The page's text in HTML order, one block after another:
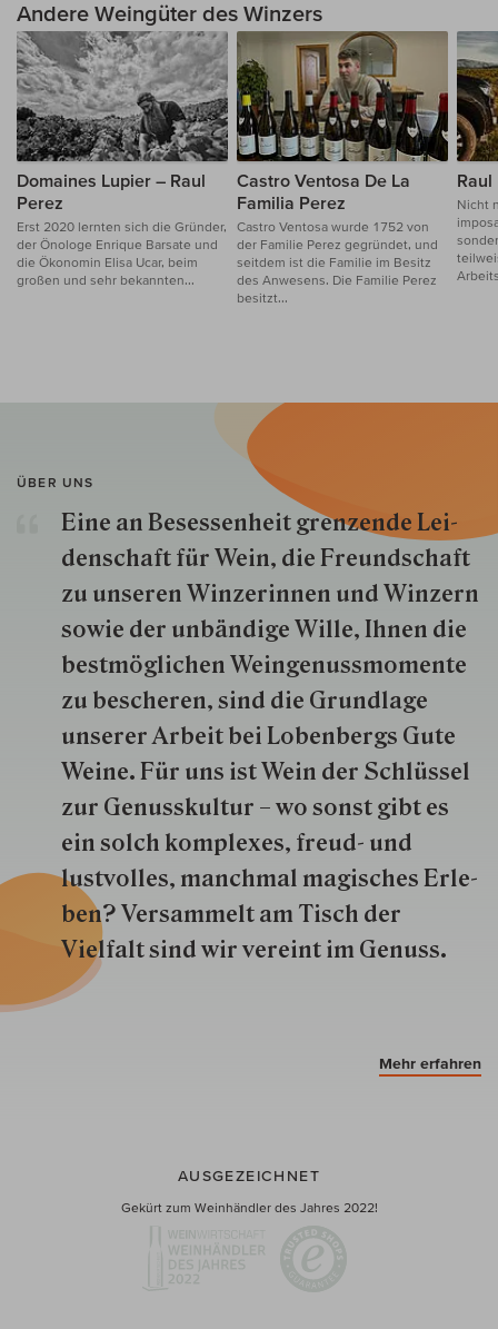
Andere Weingüter des Winzers
Domaines Lupier – Raul
Perez
Erst 2020 lernten sich die Gründer,
der Önologe Enrique Barsate und
die Ökonomin Elisa Ucar, beim
großen und sehr bekannten...
Castro Ventosa De La
Familia Perez
Castro Ventosa wurde 1752 von
der Familie Perez gegründet, und
seitdem ist die Familie im Besitz
des Anwesens. Die Familie Perez
besitzt...
Raul
Nicht
ÜBER UNS
Eine an Besessenheit gren­zende Lei­
den­schaft für Wein, die Freund­schaft
zu unseren Win­zer­innen und Win­zern
so­wie der un­bän­dige Wille, Ihnen die
best­mög­lich­en Wein­genuss­momente
zu besche­ren, sind die Grund­lage
unserer Arbeit bei Lobenbergs Gute
Weine. Für uns ist Wein der Schlüs­sel
zur Genuss­kultur – wo sonst gibt es
ein solch kom­plexes, freud- und
lustvolles, manchmal ma­gisch­es Er­le­
ben? Versammelt am Tisch der
Vielfalt sind wir ver­eint im Genuss.
Mehr erfahren
AUSGEZEICHNET
Gekürt zum Weinhändler des Jahres 2022!